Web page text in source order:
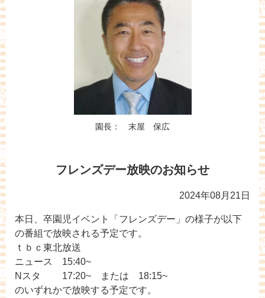
園長： 末屋 保広
フレンズデー放映のお知らせ
2024年08月21日
本日、卒園児イベント「フレンズデー」の様子が以下
の番組で放映される予定です。
ｔｂｃ東北放送
ニュース 15:40~
Nスタ 17:20~ または 18:15~
のいずれかで放映する予定です。